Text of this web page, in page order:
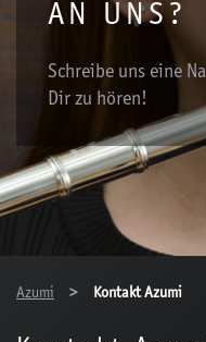
AN UNS?
Schreibe uns eine
Dir zu hören!
Azumi
Kontakt Azumi